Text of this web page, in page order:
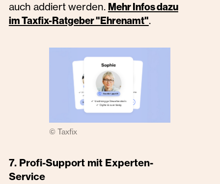
auch addiert werden. Mehr Infos dazu
im Taxfix-Ratgeber "Ehrenamt".
© Taxfix
7. Profi-Support mit Experten-
Service